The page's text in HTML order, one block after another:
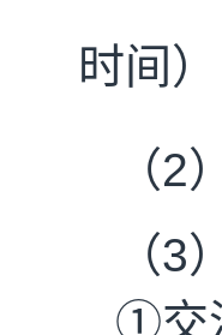
时间）
（2
（3
①交